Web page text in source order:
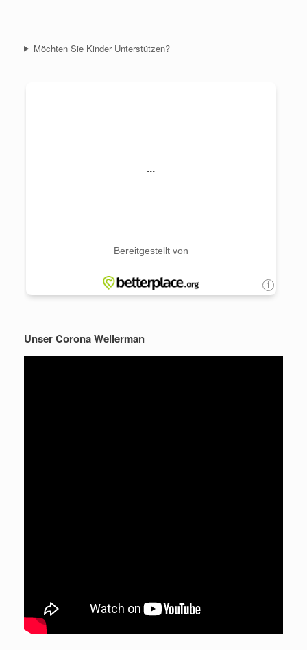
Möchten Sie Kinder Unterstützen?
Unser Corona Wellerman